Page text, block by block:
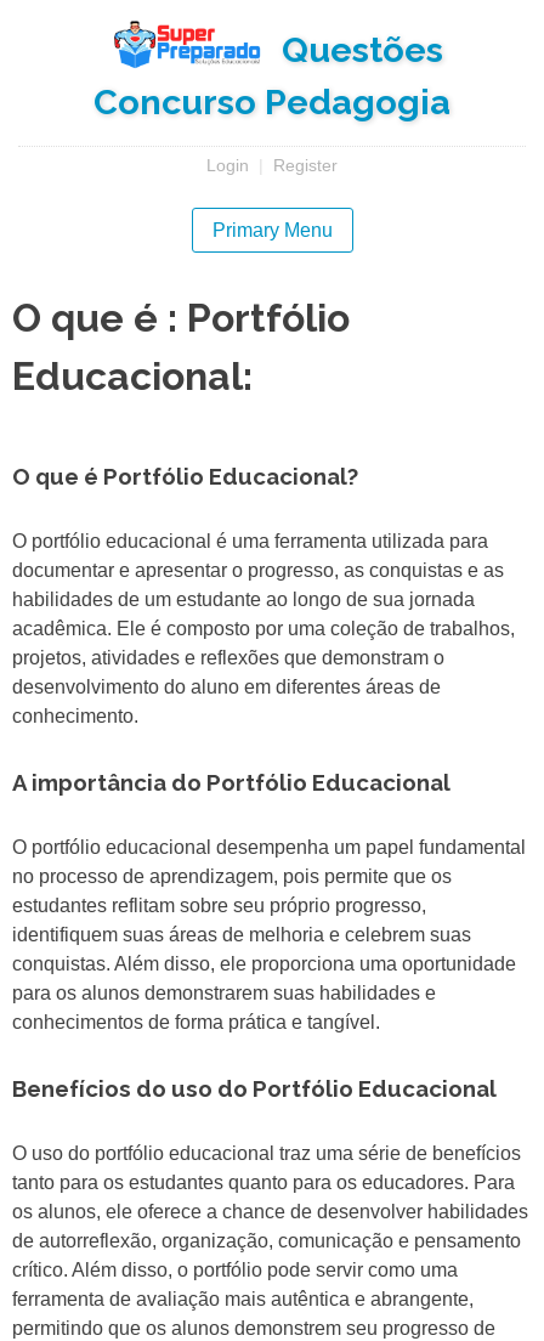
Questões
Concurso Pedagogia
Login | Register
Primary Menu
O que é : Portfólio
Educacional:
O que é Portfólio Educacional?
O portfólio educacional é uma ferramenta utilizada para
documentar e apresentar o progresso, as conquistas e as
habilidades de um estudante ao longo de sua jornada
acadêmica. Ele é composto por uma coleção de trabalhos,
projetos, atividades e reflexões que demonstram o
desenvolvimento do aluno em diferentes áreas de
conhecimento.
A importância do Portfólio Educacional
O portfólio educacional desempenha um papel fundamental
no processo de aprendizagem, pois permite que os
estudantes reflitam sobre seu próprio progresso,
identifiquem suas áreas de melhoria e celebrem suas
conquistas. Além disso, ele proporciona uma oportunidade
para os alunos demonstrarem suas habilidades e
conhecimentos de forma prática e tangível.
Benefícios do uso do Portfólio Educacional
O uso do portfólio educacional traz uma série de benefícios
tanto para os estudantes quanto para os educadores. Para
os alunos, ele oferece a chance de desenvolver habilidades
de autorreflexão, organização, comunicação e pensamento
crítico. Além disso, o portfólio pode servir como uma
ferramenta de avaliação mais autêntica e abrangente,
permitindo que os alunos demonstrem seu progresso de